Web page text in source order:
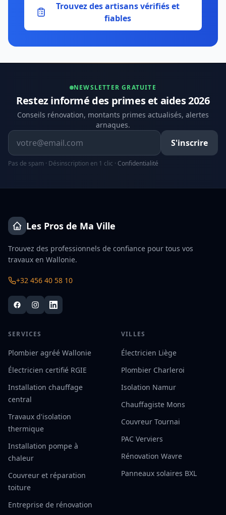
Trouvez des artisans vérifiés et
fiables
NEWSLETTER GRATUITE
Restez informé des primes et aides 2026
Conseils rénovation, montants primes actualisés, alertes
arnaques.
Adresse email
S'inscrire
Pas de spam · Désinscription en 1 clic · Confidentialité
Les Pros de Ma Ville
Trouvez des professionnels de confiance pour tous vos
travaux en Wallonie.
+32 456 40 58 10
SERVICES
Plombier agréé Wallonie
Électricien certifié RGIE
Installation chauffage
central
Travaux d'isolation
thermique
Installation pompe à
chaleur
Couvreur et réparation
toiture
Entreprise de rénovation
VILLES
Électricien Liège
Plombier Charleroi
Isolation Namur
Chauffagiste Mons
Couvreur Tournai
PAC Verviers
Rénovation Wavre
Panneaux solaires BXL